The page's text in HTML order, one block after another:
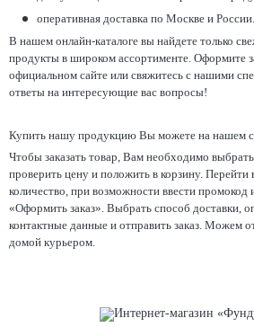
оперативная доставка по Москве и России.
В нашем онлайн-каталоге вы найдете только
продукты в широком ассортименте. Оформите
официальном сайте или свяжитесь с нашими
ответы на интересующие вас вопросы!
Купить нашу продукцию Вы можете на нашем
Чтобы заказать товар, Вам необходимо выбрать
проверить цену и положить в корзину. Перейти
количество, при возможности ввести промокод
«Оформить заказ». Выбрать способ доставки,
контактные данные и отправить заказ. Можем
домой курьером.